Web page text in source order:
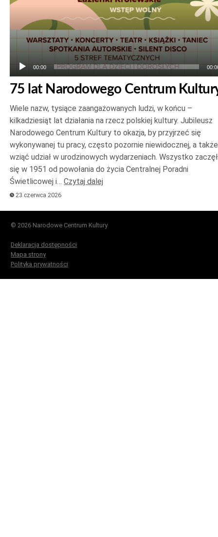
00:00
75 lat Narodowego Centrum
Wiele nazw, tysiące zaangażowanych ludzi, w końcu –
kilkadziesiąt lat działania na rzecz polskiej kultury. Jubileusz
Narodowego Centrum Kultury to okazja, by przyjrzeć się
wykonywanej tu pracy, często pozornie niewidocznej, a także
wziąć udział w urodzinowych wydarzeniach. Wszystko
się w 1951 od powołania do życia Centralnej Poradni
Świetlicowej i… Czytaj dalej
23 czerwca 2026
© 2026 Narodowe Centrum Kultury
Deklaracja dostępności
Mapa strony
Polityka prywatności